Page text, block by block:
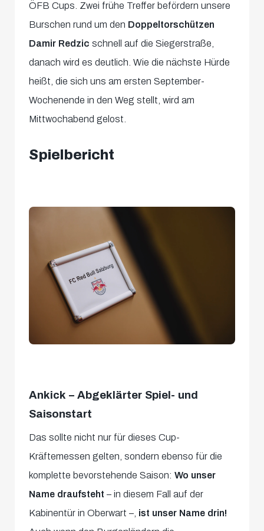
ÖFB Cups. Zwei frühe Treffer befördern unsere
Burschen rund um den Doppeltorschützen
Damir Redzic schnell auf die Siegerstraße,
danach wird es deutlich. Wie die nächste Hürde
heißt, die sich uns am ersten September-
Wochenende in den Weg stellt, wird am
Mittwochabend gelost.
Spielbericht
Ankick – Abgeklärter Spiel- und
Saisonstart
Das sollte nicht nur für dieses Cup-
Kräftemessen gelten, sondern ebenso für die
komplette bevorstehende Saison:Wo unser
Name draufsteht – in diesem Fall auf der
Kabinentür in Oberwart –, ist unser Name drin!